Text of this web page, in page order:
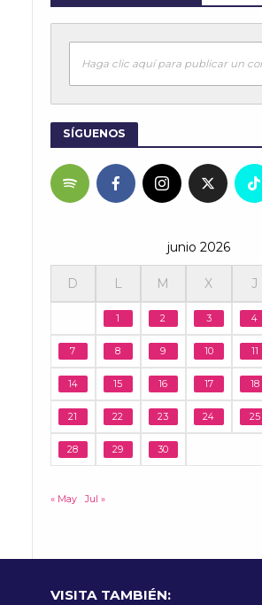
Haga clic aquí para publicar un
SÍGUENOS
junio 2026
D L M X J
1 2 3 4
7 8 9 10 11
14 15 16 17 18
21 22 23 24 25
28 29 30
« May Jul »
VISITA TAMBIÉN: